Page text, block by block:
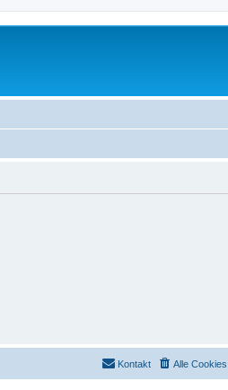
Alle
Kontakt